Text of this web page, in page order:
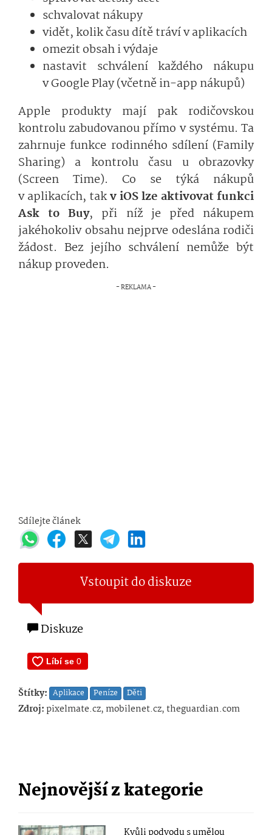
schvalovat nákupy
vidět, kolik času dítě tráví v aplikacích
omezit obsah i výdaje
nastavit schválení každého nákupu
v Google Play (včetně in-app nákupů)
Apple produkty mají pak rodičovskou
kontrolu zabudovanou přímo v systému. Ta
zahrnuje funkce rodinného sdílení (Family
Sharing) a kontrolu času u obrazovky
(Screen Time). Co se týká nákupů
v aplikacích, takv iOS lze aktivovat funkci
Ask to Buy, při níž je před nákupem
jakéhokoliv obsahu nejprve odeslána rodiči
žádost. Bez jejího schválení nemůže být
nákup proveden.
Sdílejte článek
Vstoupit do diskuze
Diskuze
Štítky: Aplikace Peníze Děti
Zdroj: pixelmate.cz, mobilenet.cz, theguardian.com
Nejnovější z kategorie